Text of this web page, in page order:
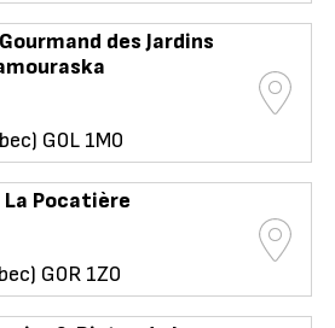
des Jardins
G0L 1M0
Pocatière
G0R 1Z0